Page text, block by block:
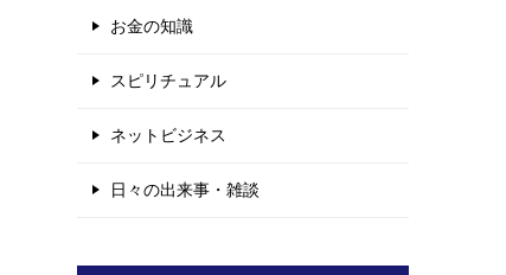
お金の知識
スピリチュアル
ネットビジネス
日々の出来事・雑談